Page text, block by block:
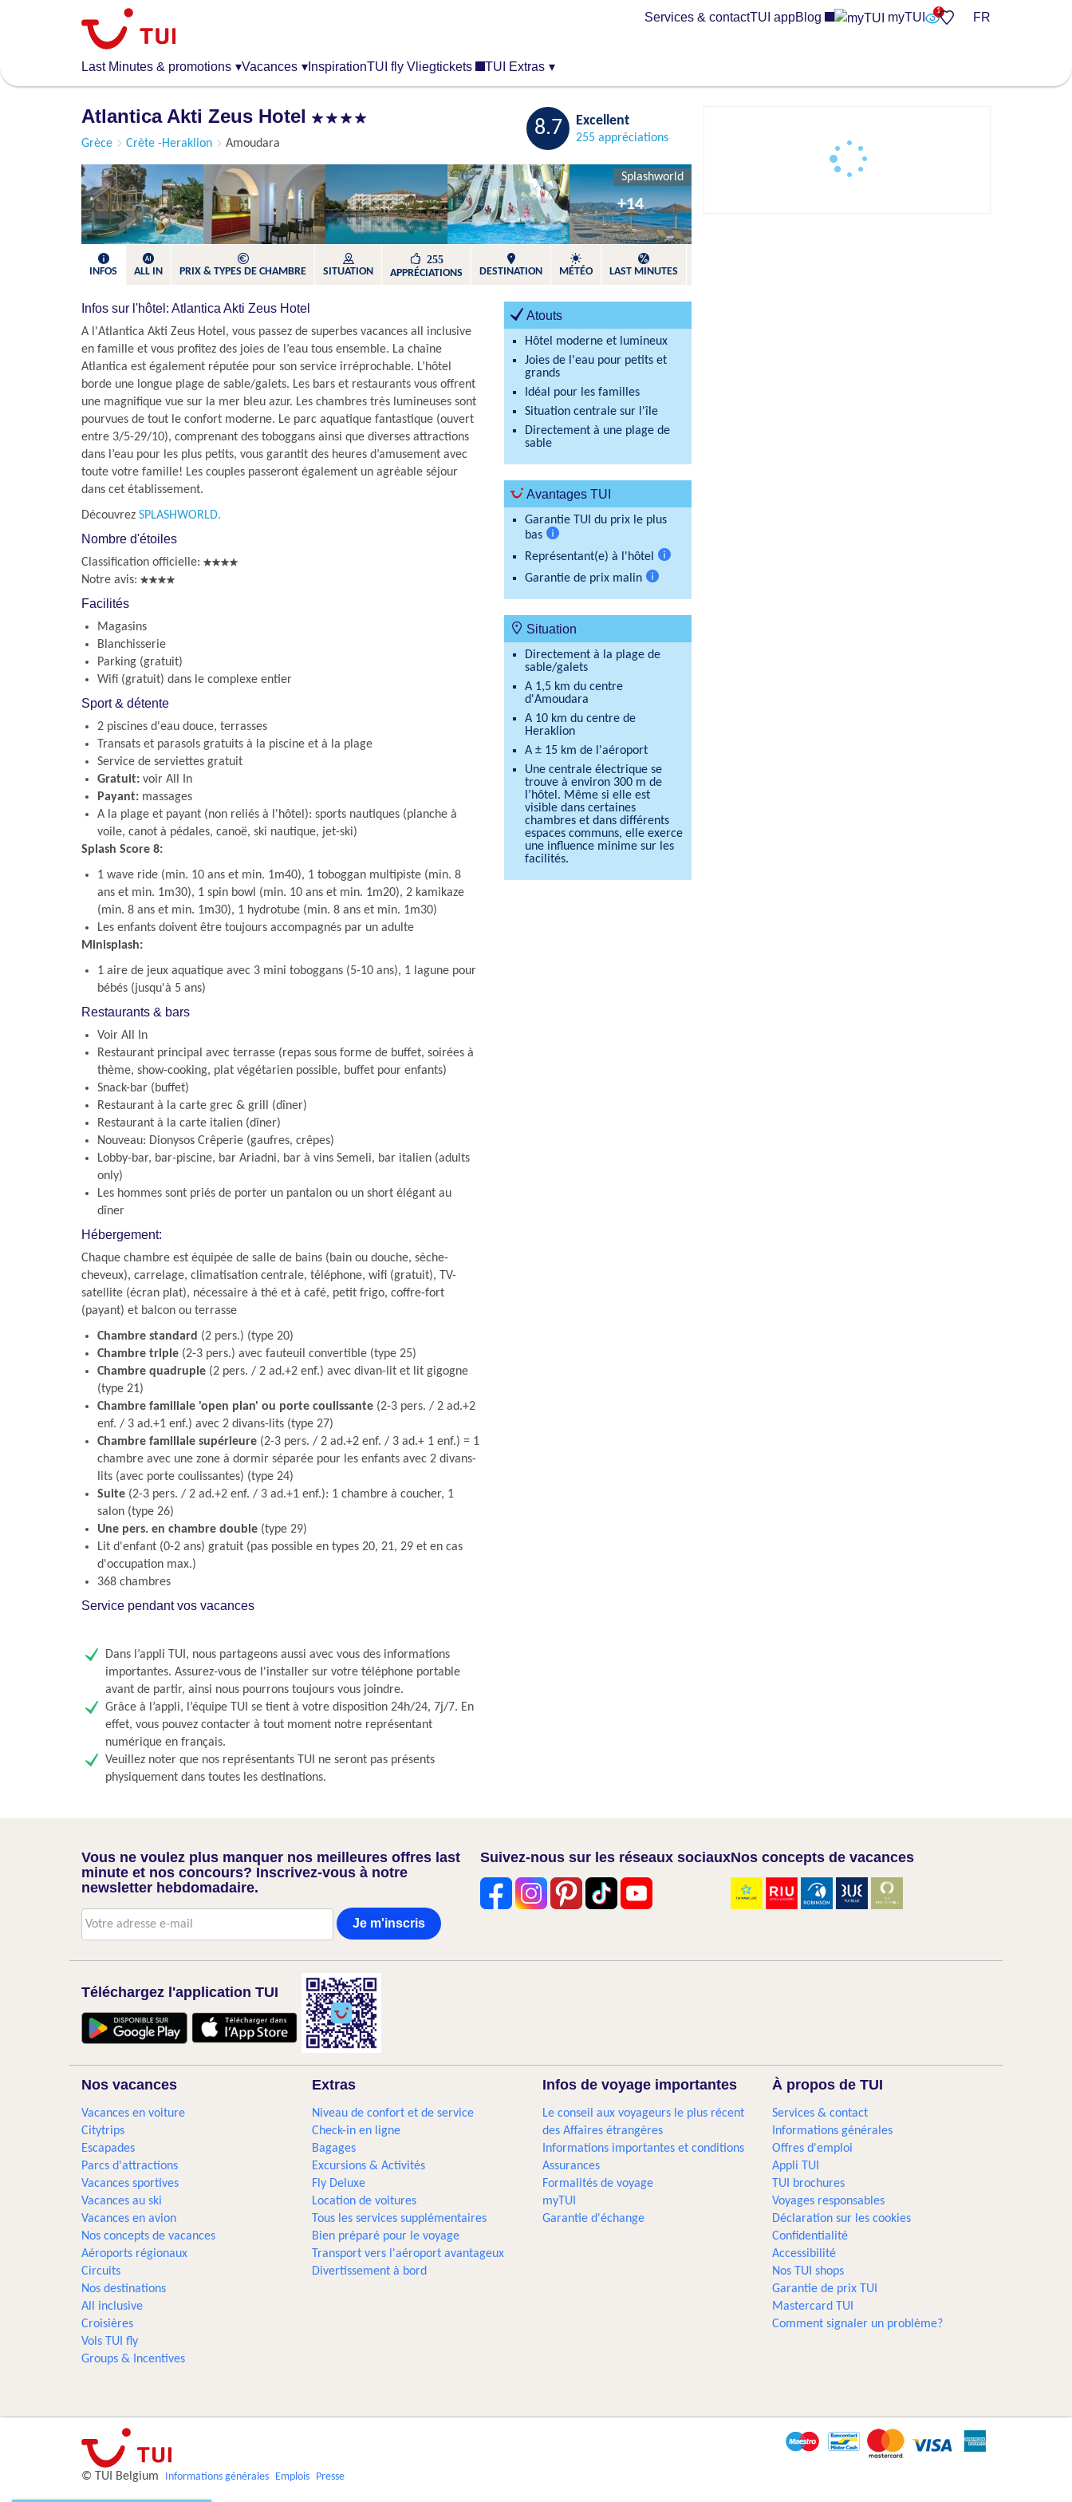
Last Minutes & promotions ▾Vacances ▾ InspirationTUI fly Vliegtickets TUI Extras ▾
Services & contactTUI appBlog myTUI FR
Atlantica Akti Zeus Hotel Sauvegarder
Grèce Crète -Heraklion Amoudara
Splashworld
8.7 Excellent
255 appréciations
+14
INFOS ALL IN PRIX & TYPES DE CHAMBRE SITUATION
255
APPRÉCIATIONS
DESTINATION MÉTÉO LAST MINUTES
Infos sur l'hôtel: Atlantica Akti Zeus Hotel
A l'Atlantica Akti Zeus Hotel, vous passez de superbes vacances all inclusive
en famille et vous profitez des joies de l’eau tous ensemble. La chaîne
Atlantica est également réputée pour son service irréprochable. L’hôtel
borde une longue plage de sable/galets. Les bars et restaurants vous offrent
une magnifique vue sur la mer bleu azur. Les chambres très lumineuses sont
pourvues de tout le confort moderne. Le parc aquatique fantastique (ouvert
entre 3/5-29/10), comprenant des toboggans ainsi que diverses attractions
dans l’eau pour les plus petits, vous garantit des heures d’amusement avec
toute votre famille! Les couples passeront également un agréable séjour
dans cet établissement.
Découvrez SPLASHWORLD.
Nombre d'étoiles
Classification officielle:
Notre avis:
Facilités
Magasins
Blanchisserie
Parking (gratuit)
Wifi (gratuit) dans le complexe entier
Sport & détente
2 piscines d'eau douce, terrasses
Transats et parasols gratuits à la piscine et à la plage
Service de serviettes gratuit
Gratuit: voir All In
Payant: massages
A la plage et payant (non reliés à l'hôtel): sports nautiques (planche à
voile, canot à pédales, canoë, ski nautique, jet-ski)
Splash Score 8:
1 wave ride (min. 10 ans et min. 1m40), 1 toboggan multipiste (min. 8
ans et min. 1m30), 1 spin bowl (min. 10 ans et min. 1m20), 2 kamikaze
(min. 8 ans et min. 1m30), 1 hydrotube (min. 8 ans et min. 1m30)
Les enfants doivent être toujours accompagnés par un adulte
Minisplash:
1 aire de jeux aquatique avec 3 mini toboggans (5-10 ans), 1 lagune pour
bébés (jusqu'à 5 ans)
Restaurants & bars
Voir All In
Restaurant principal avec terrasse (repas sous forme de buffet, soirées à
thème, show-cooking, plat végétarien possible, buffet pour enfants)
Snack-bar (buffet)
Restaurant à la carte grec & grill (dîner)
Restaurant à la carte italien (dîner)
Nouveau: Dionysos Crêperie (gaufres, crêpes)
Lobby-bar, bar-piscine, bar Ariadni, bar à vins Semeli, bar italien (adults
only)
Les hommes sont priés de porter un pantalon ou un short élégant au
dîner
Hébergement:
Chaque chambre est équipée de salle de bains (bain ou douche, sèche-
cheveux), carrelage, climatisation centrale, téléphone, wifi (gratuit), TV-
satellite (écran plat), nécessaire à thé et à café, petit frigo, coffre-fort
(payant) et balcon ou terrasse
Chambre standard (2 pers.) (type 20)
Chambre triple (2-3 pers.) avec fauteuil convertible (type 25)
Chambre quadruple (2 pers. / 2 ad.+2 enf.) avec divan-lit et lit gigogne
(type 21)
Chambre familiale 'open plan' ou porte coulissante (2-3 pers. / 2 ad.+2
enf. / 3 ad.+1 enf.) avec 2 divans-lits (type 27)
Chambre familiale supérieure (2-3 pers. / 2 ad.+2 enf. / 3 ad.+ 1 enf.) = 1
chambre avec une zone à dormir séparée pour les enfants avec 2 divans-
lits (avec porte coulissantes) (type 24)
Suite (2-3 pers. / 2 ad.+2 enf. / 3 ad.+1 enf.): 1 chambre à coucher, 1
salon (type 26)
Une pers. en chambre double (type 29)
Lit d'enfant (0-2 ans) gratuit (pas possible en types 20, 21, 29 et en cas
d'occupation max.)
368 chambres
Service pendant vos vacances
Dans l’appli TUI, nous partageons aussi avec vous des informations
importantes. Assurez-vous de l'installer sur votre téléphone portable
avant de partir, ainsi nous pourrons toujours vous joindre.
Grâce à l’appli, l’équipe TUI se tient à votre disposition 24h/24, 7j/7. En
effet, vous pouvez contacter à tout moment notre représentant
numérique en français.
Veuillez noter que nos représentants TUI ne seront pas présents
physiquement dans toutes les destinations.
Atouts
Hôtel moderne et lumineux
Joies de l'eau pour petits et
grands
Idéal pour les familles
Situation centrale sur l'île
Directement à une plage de
sable
Avantages TUI
Garantie TUI du prix le plus
bas
d'informations
Représentant(e) à l'hôtel
Plus
d'informations
Garantie de prix malin
Situation
Directement à la plage de
sable/galets
A 1,5 km du centre
d'Amoudara
A 10 km du centre de
Heraklion
A ± 15 km de l'aéroport
Une centrale électrique se
trouve à environ 300 m de
l’hôtel. Même si elle est
visible dans certaines
chambres et dans différents
espaces communs, elle exerce
une influence minime sur les
facilités.
Vous ne voulez plus manquer nos meilleures offres last
minute et nos concours? Inscrivez-vous à notre
newsletter hebdomadaire.
Je m'inscris
Suivez-nous sur les réseaux sociauxNos concepts de vacances
Téléchargez l'application TUI
Nos vacances
Vacances en voiture
Citytrips
Escapades
Parcs d'attractions
Vacances sportives
Vacances au ski
Vacances en avion
Nos concepts de vacances
Aéroports régionaux
Circuits
Nos destinations
All inclusive
Croisières
Vols TUI fly
Groups & Incentives
Extras
Niveau de confort et de service
Check-in en ligne
Bagages
Excursions & Activités
Fly Deluxe
Location de voitures
Tous les services supplémentaires
Bien préparé pour le voyage
Transport vers l'aéroport avantageux
Divertissement à bord
Infos de voyage importantes
Le conseil aux voyageurs le plus récent
des Affaires étrangères
Informations importantes et conditions
Assurances
Formalités de voyage
myTUI
Garantie d'échange
À propos de TUI
Services & contact
Informations générales
Offres d'emploi
Appli TUI
TUI brochures
Voyages responsables
Déclaration sur les cookies
Confidentialité
Accessibilité
Nos TUI shops
Garantie de prix TUI
Mastercard TUI
Comment signaler un problème?
© TUI Belgium Informations générales Emplois Presse